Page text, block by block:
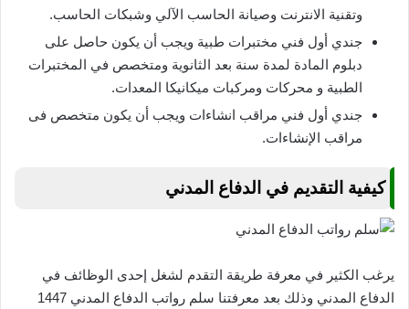
وتقنية الانترنت وصيانة الحاسب الآلي وشبكات الحاسب.
جندي أول فني مختبرات طبية ويجب أن يكون حاصل على
دبلوم المادة لمدة سنة بعد الثانوية ومتخصص في المختبرات
الطبية و محركات ومركبات ميكانيكا المعدات.
جندي أول فني مراقب انشاءات ويجب أن يكون متخصص فى
مراقب الإنشاءات.
كيفية التقديم في الدفاع المدني
يرغب الكثير في معرفة طريقة التقدم لشغل إحدى الوظائف في
الدفاع المدني وذلك بعد معرفتنا سلم رواتب الدفاع المدني 1447